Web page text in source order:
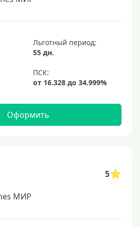
Льготный период:
55 дн.
Оформить
5
МИР